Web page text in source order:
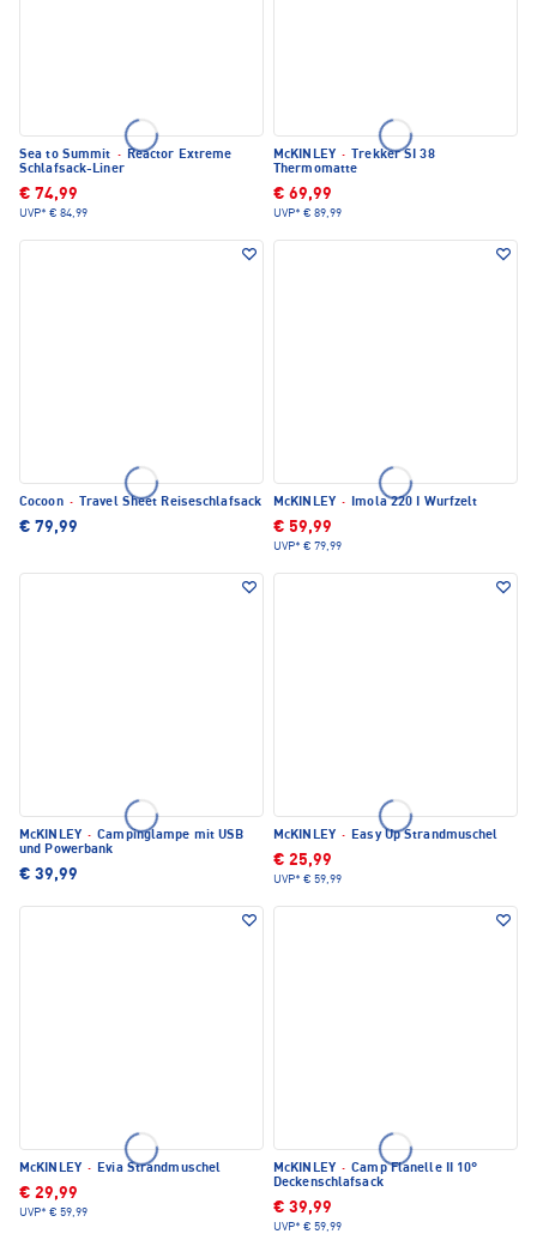
Sea to Summit · Reactor Extreme
Schlafsack-Liner
€ 74,99
UVP* € 84,99
McKINLEY ·
Trekker SI 38
Thermomatte
€ 69,99
UVP* € 89,99
Cocoon · Travel Sheet Reiseschlafsack
€ 79,99
McKINLEY · Imola 220 I Wurfzelt
€ 59,99
UVP* € 79,99
McKINLEY · Campinglampe mit USB
und Powerbank
€ 39,99
McKINLEY · Easy Up Strandmuschel
€ 25,99
UVP* € 59,99
McKINLEY · Evia Strandmuschel
€ 29,99
UVP* € 59,99
McKINLEY · Camp Flanelle II 10°
Deckenschlafsack
€ 39,99
UVP* € 59,99